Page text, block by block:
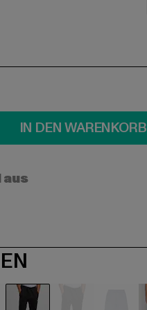
IN DEN WARENKORB